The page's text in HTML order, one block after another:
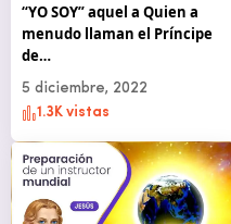
“YO SOY” aquel a Quien a
menudo llaman el Príncipe
de…
5 diciembre, 2022
1.3K vistas